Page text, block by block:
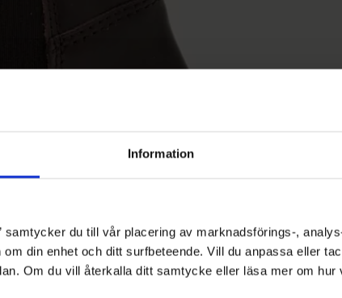
Information
samtycker du till vår placering av marknadsförings-,
din enhet och ditt surfbeteende. Vill du anpassa eller
Om du vill återkalla ditt samtycke eller läsa mer om